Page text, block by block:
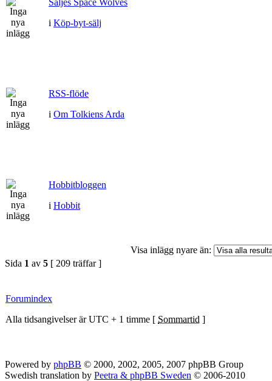
Säljes Space Wolves
i Köp-byt-sälj
RSS-flöde
i Om Tolkiens Arda
Hobbitbloggen
i Hobbit
Visa inlägg nyare än:
Sida 1 av 5 [ 209 träffar ]
Forumindex
Alla tidsangivelser är UTC + 1 timme [ Sommartid ]
Powered by phpBB © 2000, 2002, 2005, 2007 phpBB Group
Swedish translation by Peetra & phpBB Sweden © 2006-2010